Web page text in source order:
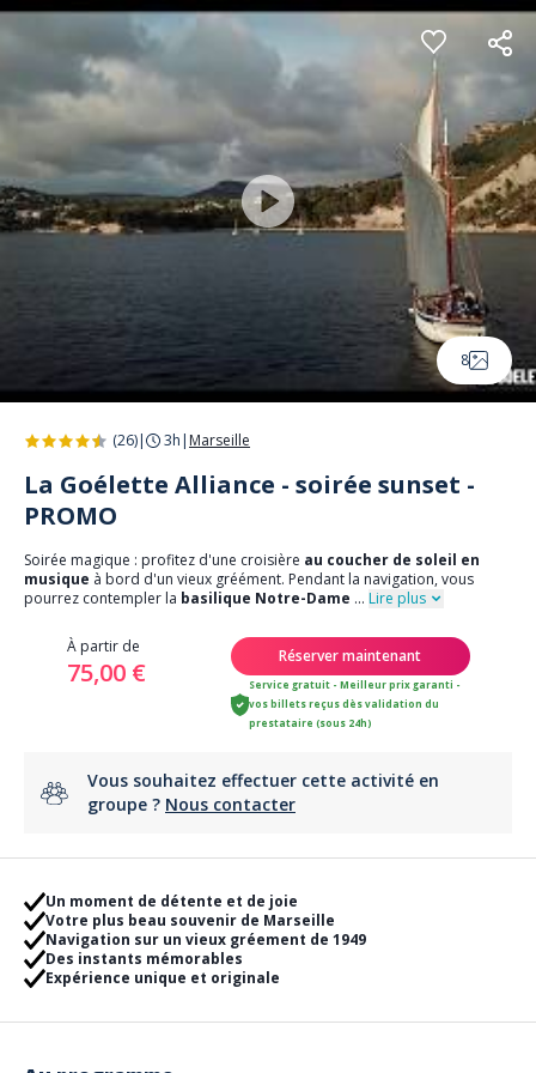
Panneau de gestion des cookies
8
(26)| 3h | Marseille
La Goélette Alliance - soirée sunset -
PROMO
Soirée magique : profitez d'une croisière au coucher de soleil en
musique à bord d'un vieux gréément. Pendant la navigation, vous
pourrez contempler la basilique Notre-Dame ... Lire plus
À partir de
75,00 €
Réserver maintenant
Service gratuit - Meilleur prix garanti -
vos billets reçus dès validation du
prestataire (sous 24h)
Vous souhaitez effectuer cette activité en
groupe ? Nous contacter
Un moment de détente et de joie
Votre plus beau souvenir de Marseille
Navigation sur un vieux gréement de 1949
Des instants mémorables
Expérience unique et originale